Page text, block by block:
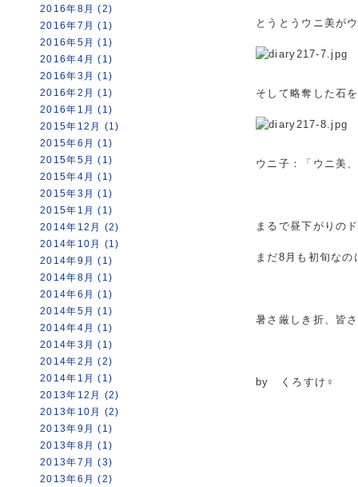
2016年8月 (2)
2016年7月 (1)
2016年5月 (1)
2016年4月 (1)
2016年3月 (1)
2016年2月 (1)
2016年1月 (1)
2015年12月 (1)
2015年6月 (1)
2015年5月 (1)
2015年4月 (1)
2015年3月 (1)
2015年1月 (1)
2014年12月 (2)
2014年10月 (1)
2014年9月 (1)
2014年8月 (1)
2014年6月 (1)
2014年5月 (1)
2014年4月 (1)
2014年3月 (1)
2014年2月 (2)
2014年1月 (1)
2013年12月 (2)
2013年10月 (2)
2013年9月 (1)
2013年8月 (1)
2013年7月 (3)
2013年6月 (2)
とうとうウニ美が
そして略奪した石
ウニ子：「ウニ美
まるで昼下がりの
まだ8月も初旬な
暑さ厳しき折、皆
by くろすけ♀